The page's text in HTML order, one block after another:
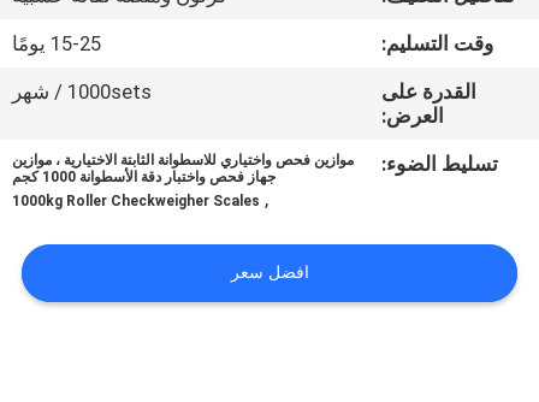
مراقبة
الجودة
اطلب
وقت التسليم:
15-25 يومًا
القدرة على
العرض:
1000sets / شهر
تسليط الضوء:
موازين فحص واختياري للاسطوانة الثابتة الاختيارية ، موازين
جهاز فحص واختبار دقة الأسطوانة 1000 كجم
,
1000kg Roller Checkweigher Scales
افضل سعر